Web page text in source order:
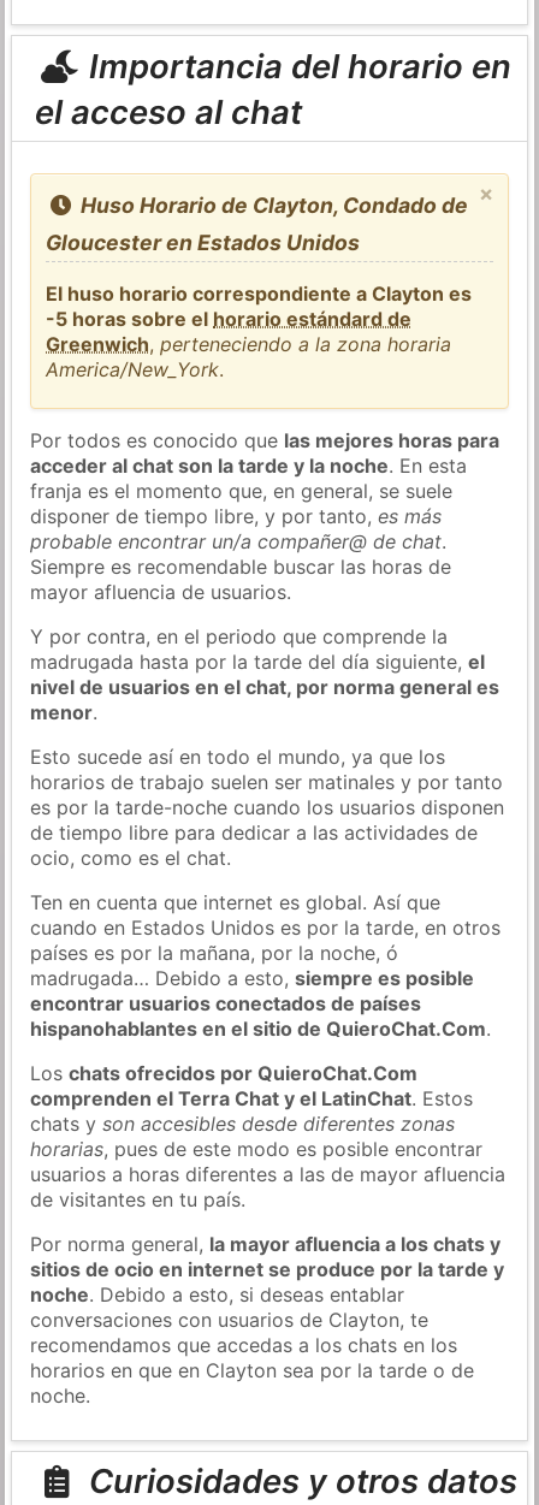
Importancia del horario en
el acceso al chat
×
Huso Horario de Clayton, Condado de
Gloucester en Estados Unidos
El huso horario correspondiente a Clayton es
-5 horas sobre el horario estándard de
Greenwich,perteneciendo a la zona horaria
America/New_York.
Por todos es conocido que las mejores horas para
acceder al chat son la tarde y la noche. En esta
franja es el momento que, en general, se suele
disponer de tiempo libre, y por tanto,es más
probable encontrar un/a compañer@ de chat.
Siempre es recomendable buscar las horas de
mayor afluencia de usuarios.
Y por contra, en el periodo que comprende la
madrugada hasta por la tarde del día siguiente,el
nivel de usuarios en el chat, por norma general es
menor.
Esto sucede así en todo el mundo, ya que los
horarios de trabajo suelen ser matinales y por tanto
es por la tarde-noche cuando los usuarios disponen
de tiempo libre para dedicar a las actividades de
ocio, como es el chat.
Ten en cuenta que internet es global. Así que
cuando en Estados Unidos es por la tarde, en otros
países es por la mañana, por la noche, ó
madrugada… Debido a esto,siempre es posible
encontrar usuarios conectados de países
hispanohablantes en el sitio de QuieroChat.Com.
Loschats ofrecidos por QuieroChat.Com
comprenden el Terra Chat y el LatinChat. Estos
chats yson accesibles desde diferentes zonas
horarias, pues de este modo es posible encontrar
usuarios a horas diferentes a las de mayor afluencia
de visitantes en tu país.
Por norma general, la mayor afluencia a los chats y
sitios de ocio en internet se produce por la tarde y
noche. Debido a esto, si deseas entablar
conversaciones con usuarios de Clayton, te
recomendamos que accedas a los chats en los
horarios en que en Clayton sea por la tarde o de
noche.
Curiosidades y otros datos